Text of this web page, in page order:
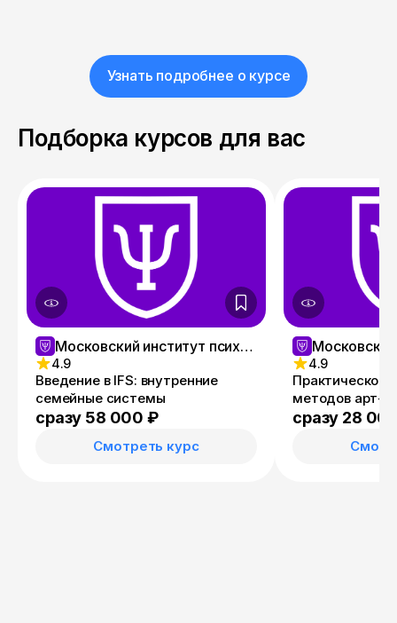
Узнать подробнее о курсе
Подборка курсов для вас
Московский институт психологии
4.9
Введение в IFS: внутренние
семейные системы
сразу 58 000 ₽
Смотреть курс
4.9
Практическое
методов арт-
сразу 28